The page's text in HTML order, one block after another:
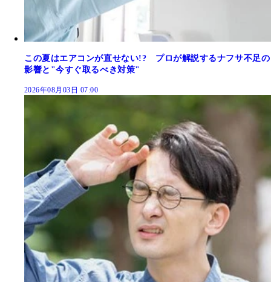
この夏はエアコンが直せない!? プロが解説するナフサ不足の
影響と"今すぐ取るべき対策"
2026年08月03日 07:00